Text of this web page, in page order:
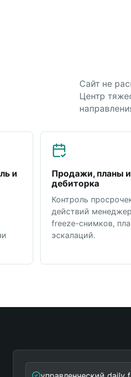
Сайт не
Центр
и
Продажи, планы и
дебиторка
Контроль
действий
freeze-снимков,
эскалаций.